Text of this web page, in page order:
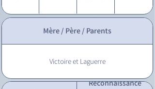
Mère / Père / Parents
Victoire et Laguerre
Reconnaissance